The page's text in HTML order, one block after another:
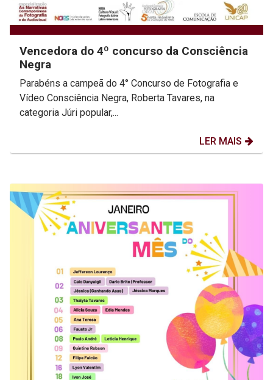
Vencedora do 4º concurso da Consciência
Negra
Parabéns a campeã do 4° Concurso de Fotografia e
Vídeo Consciência Negra, Roberta Tavares, na
categoria Júri popular,...
LER MAIS